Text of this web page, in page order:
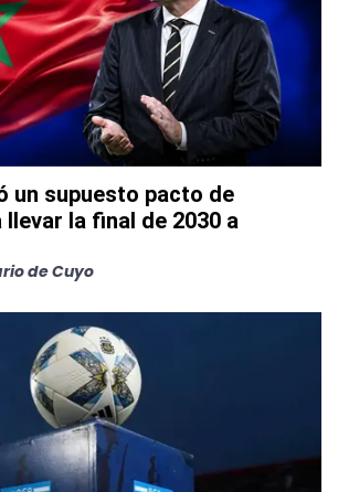
un supuesto pacto de
la final de 2030 a
de Cuyo